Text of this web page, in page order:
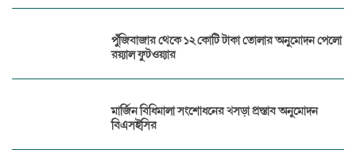
পুঁজিবাজার থেকে ১২ কোটি টাকা তোলার অনুমোদন পেলো
রয়্যাল ফুটওয়্যার
মার্জিন বিধিমালা সংশোধনের খসড়া প্রস্তাব অনুমোদন
বিএসইসির